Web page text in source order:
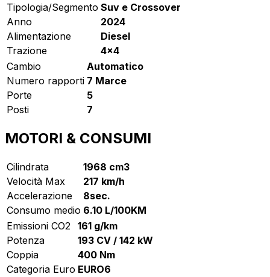
Tipologia/Segmento Suv e Crossover
Anno
2024
Alimentazione
Diesel
Trazione
4x4
Cambio
Automatico
Numero rapporti 7 Marce
Porte
5
Posti
7
MOTORI & CONSUMI
Cilindrata
1968 cm3
Velocità Max
217 km/h
Accelerazione
8sec.
Consumo medio 6.10 L/100KM
Emissioni CO2
161 g/km
Potenza
193 CV / 142 kW
Coppia
400 Nm
Categoria Euro EURO6